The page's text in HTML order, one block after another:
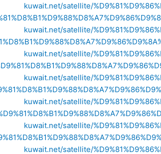
kuwait.net/satellite/
kuwait.net/satellite/
kuwait.net/satellite/
kuwait.net/satellite/
kuwait.net/satellite/
kuwait.net/satellite/
kuwait.net/satellite/